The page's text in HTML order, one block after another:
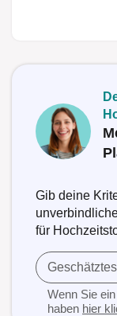
Gib deine
für
Wenn Sie
haben hier